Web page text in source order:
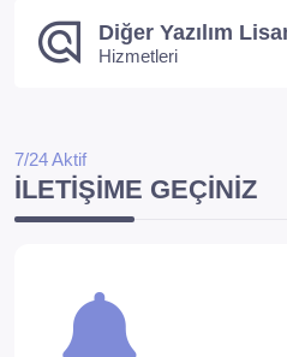
Diğer Yazılım
Hizmetleri
7/24 Aktif
İLETIŞIME GEÇINIZ